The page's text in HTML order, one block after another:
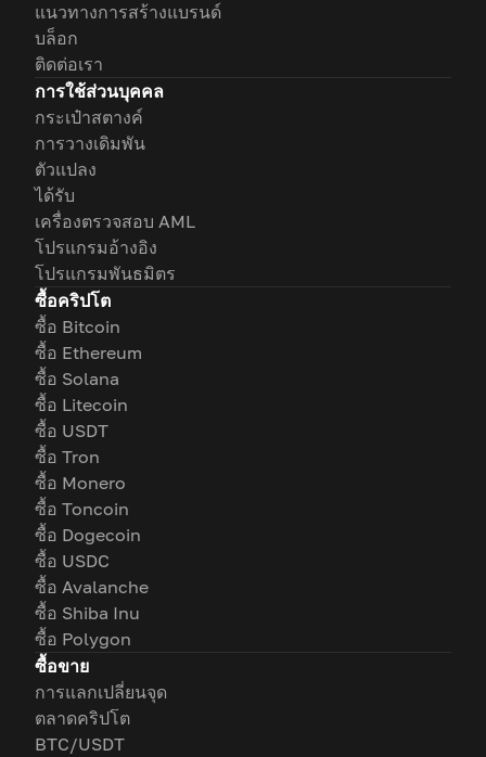
แนวทางการสร้างแบรนด์
บล็อก
ติดต่อเรา
การใช้ส่วนบุคคล
กระเป๋าสตางค์
การวางเดิมพัน
ตัวแปลง
ได้รับ
เครื่องตรวจสอบ AML
โปรแกรมอ้างอิง
โปรแกรมพันธมิตร
ซื้อคริปโต
ซื้อ Bitcoin
ซื้อ Ethereum
ซื้อ Solana
ซื้อ Litecoin
ซื้อ USDT
ซื้อ Tron
ซื้อ Monero
ซื้อ Toncoin
ซื้อ Dogecoin
ซื้อ USDC
ซื้อ Avalanche
ซื้อ Shiba Inu
ซื้อ Polygon
ซื้อขาย
การแลกเปลี่ยนจุด
ตลาดคริปโต
BTC/USDT